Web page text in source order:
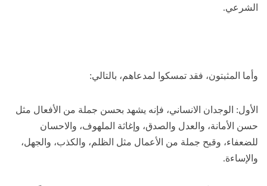
الشرعي.
وأما المثبتون، فقد تمسكوا لمدعاهم، بالتالي:
الأول: الوجدان الانساني، فإنه يشهد بحسن جملة من الأفعال مثل
حسن الأمانة، والعدل والصدق، وإغاثة الملهوف، والاحسان
للضعفاء، وقبح جملة من الأعمال مثل الظلم، والكذب، والجهل،
والإساءة.